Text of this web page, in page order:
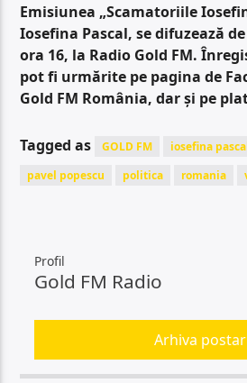
Emisiunea „Scamatoriile
Iosefina Pascal, se difuzează
ora 16, la Radio Gold FM.
pot fi urmărite pe pagina de
Gold FM România, dar și pe
Tagged as GOLD FM iosefina
pavel popescu
politica romania
Profil
Gold FM Radio
Arhiva